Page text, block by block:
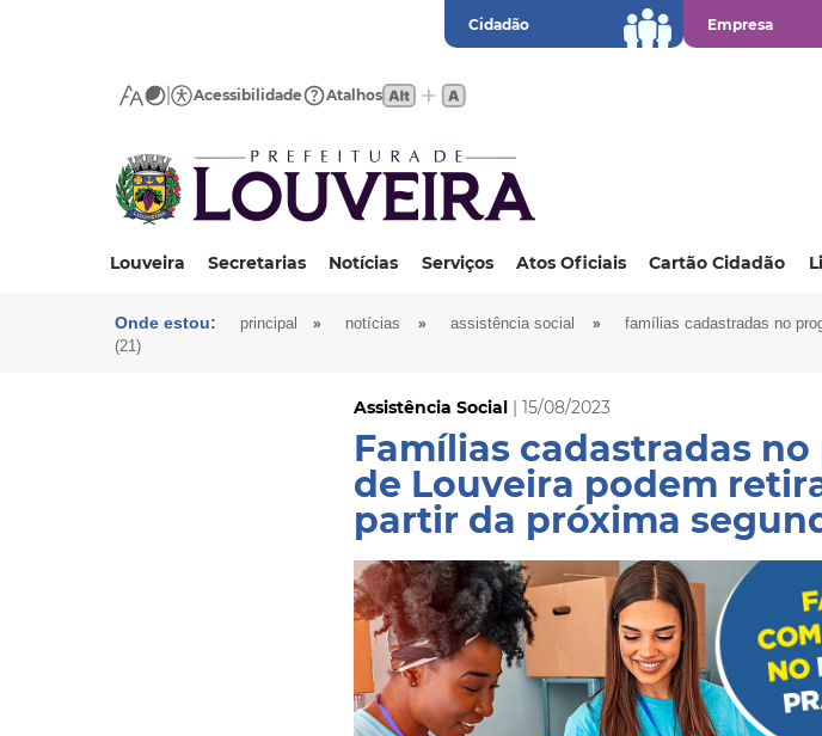
Cidadão Empresa
Acessibilidade Atalhos
Louveira Secretarias Notícias Serviços Atos Oficiais Cartão Cidadão
Onde estou: principal » notícias » assistência social »
famílias cadastradas no
(21)
Assistência Social | 15/08/2023
Famílias cadastradas
de Louveira podem
partir da próxima